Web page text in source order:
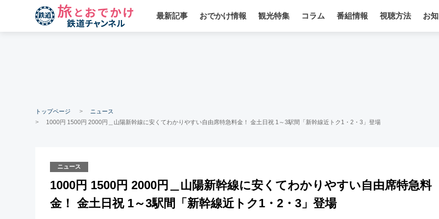
最新記事 おでかけ情報 観光特集 コラム 番組情報 視聴方法 お
トップページ
ニュース
1000円 1500円 2000円＿山陽新幹線に安くてわかりやすい自由席特急料金！ 金土日祝 1～3駅間「新幹線近トク1・2・3」登場
ニュース
1000円 1500円 2000円＿山陽新幹線に安くてわかりやすい自由席特急料
金！ 金土日祝 1～3駅間「新幹線近トク1・2・3」登場